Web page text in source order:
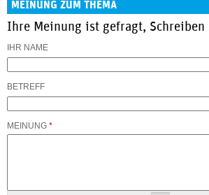
MEINUNG ZUM THEMA
Ihre Meinung ist gefragt, Schreiben
IHR NAME
BETREFF
MEINUNG *